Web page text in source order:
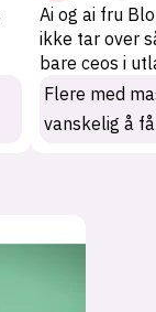
Ai og ai fru
ikke tar over
bare ceos i
Flere med
vanskelig å